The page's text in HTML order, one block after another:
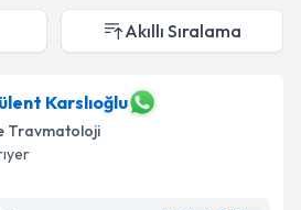
Akıllı Sıralama
Karslıoğlu
Travmatoloji